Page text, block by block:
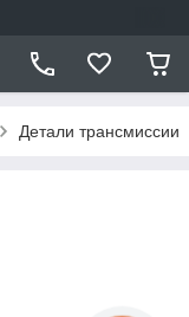
Детали трансмиссии